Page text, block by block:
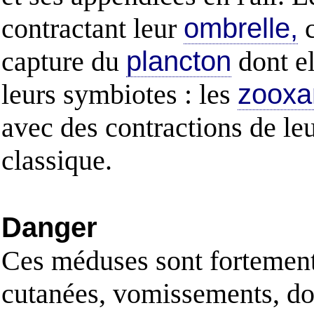
contractant leur ombrelle,
capture du plancton dont
leurs symbiotes : les
avec des contractions de
classique.
Danger
Ces méduses sont
cutanées, vomissements,